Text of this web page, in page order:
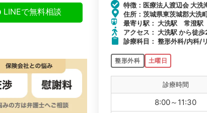
LINEで無料相談
特徴：医療法人渡辺会 大洗
住所：茨城県東茨城郡大洗
最寄り駅： 大洗駅 常澄
アクセス： 大洗駅 から徒
診療科目： 整形外科/内科/
整形外科 土曜日
診療時間
8:00～11:30